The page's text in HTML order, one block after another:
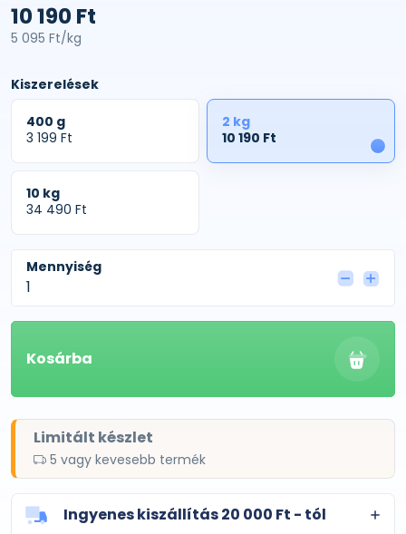
10 190 Ft
5 095 Ft/kg
Kiszerelések
400 g
3 199 Ft
1
2 kg
10 190 Ft
10 kg
34 490 Ft
Mennyiség
Kosárba
Limitált készlet
5 vagy kevesebb termék
Ingyenes kiszállítás 20 000 Ft - tól